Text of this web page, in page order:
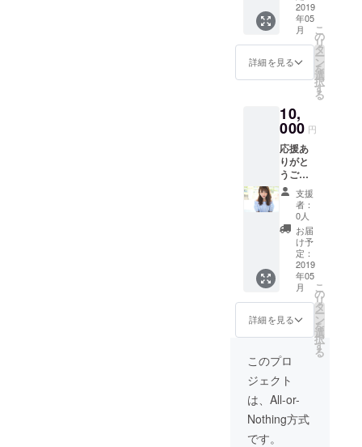
せてい
ただき
ます
の気持
ちを
メール
にて送
らせて
いただ
くこと
開の
Instagr
amにて
活動内
容を見
れるよ
うにさ
せて頂
きま
す！ 一
人でも
多くの
方に幸
せを届
けたい
と思い
ます！
ルと非
公開の
Instagr
amにて
活動内
容を見
2019
年05
月
詳細を見る
こ
の
リ
タ
ー
ン
を
選
択
す
る
10,
000 円
応援あ
りがと
うござ
いま
す。 こ
ちらは
感謝の
気持ち
を老人
ホー
ム、施
設の方
と一緒
に撮っ
た写真
でお礼
のハガ
キを送
らせて
頂きた
いと思
いま
支援
者：
0人
お届
け予
定：
2019
年05
月
詳細を見る
こ
の
リ
タ
ー
ン
を
選
択
す
る
このプロ
ジェクト
は、All-or-
Nothing方式
です。